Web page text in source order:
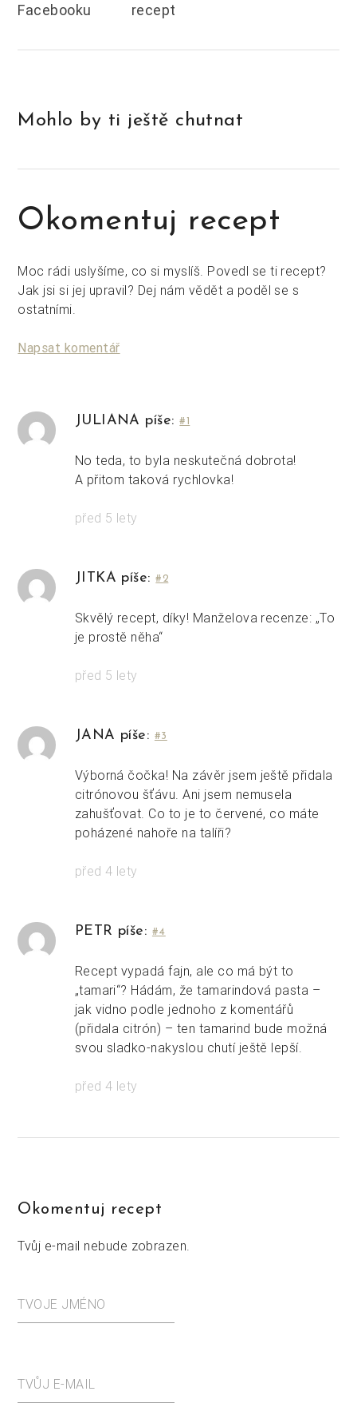
Facebooku
recept
Mohlo by ti ještě chutnat
Okomentuj recept
Moc rádi uslyšíme, co si myslíš. Povedl se ti recept?
Jak jsi si jej upravil? Dej nám vědět a poděl se s
ostatními.
Napsat komentář
JULIANA píše:#1
No teda, to byla neskutečná dobrota!
A přitom taková rychlovka!
před 5 lety
JITKA píše:#2
Skvělý recept, díky! Manželova recenze: „To
je prostě něha“
před 5 lety
JANA píše: #3
Výborná čočka! Na závěr jsem ještě přidala
citrónovou šťávu. Ani jsem nemusela
zahušťovat. Co to je to červené, co máte
poházené nahoře na talíři?
před 4 lety
PETR píše: #4
Recept vypadá fajn, ale co má být to
„tamari“? Hádám, že tamarindová pasta –
jak vidno podle jednoho z komentářů
(přidala citrón) – ten tamarind bude možná
svou sladko-nakyslou chutí ještě lepší.
před 4 lety
Okomentuj recept
Tvůj e-mail nebude zobrazen.
TVOJE JMÉNO
TVŮJ E-MAIL